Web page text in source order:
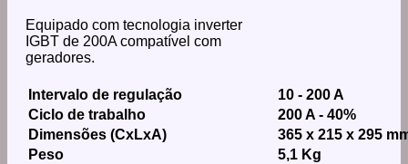
Equipado com tecnologia inverter
IGBT de 200A compatível com
geradores.
Intervalo de regulação
10 - 200 A
Ciclo de trabalho
200 A - 40%
Dimensões (CxLxA)
365 x 215 x 295
Peso
5,1 Kg